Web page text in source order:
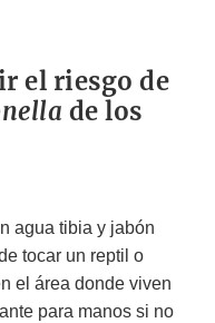
el riesgo de
de los
agua tibia y jabón
tocar un reptil o
el área donde viven
para manos si no